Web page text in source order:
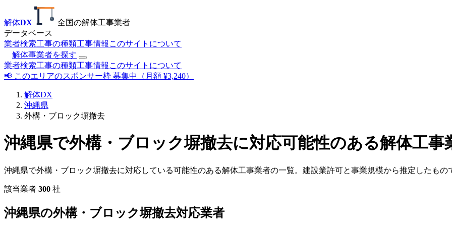
解体DX
全国の解体工事業者
データベース
業者検索工事の種類工事情報 このサイトについて
解体事業者を探す
業者検索工事の種類工事情報 このサイトについて
📢 このエリアのスポンサー枠 募集中（月額 ¥3,240）
解体DX
沖縄県
外構・ブロック塀撤去
沖縄県で外構・ブロック塀撤去に対応可能性のある解体工事
沖縄県で外構・ブロック塀撤去に対応している可能性のある解体工事業者の一覧。建設業許可と事業規模から推定したもの
該当業者 300 社
沖縄県の外構・ブロック塀撤去対応業者